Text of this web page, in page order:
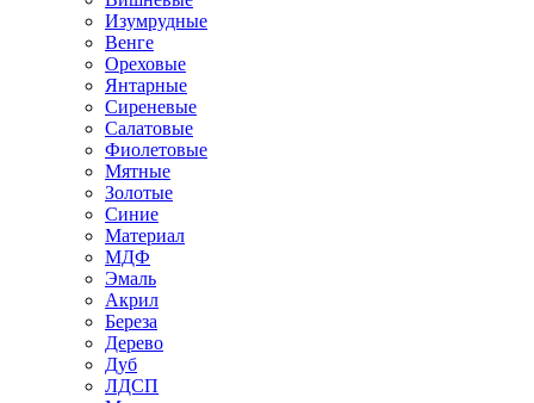
Изумрудные
Венге
Ореховые
Янтарные
Сиреневые
Салатовые
Фиолетовые
Мятные
Золотые
Синие
Материал
МДФ
Эмаль
Акрил
Береза
Дерево
Дуб
ЛДСП